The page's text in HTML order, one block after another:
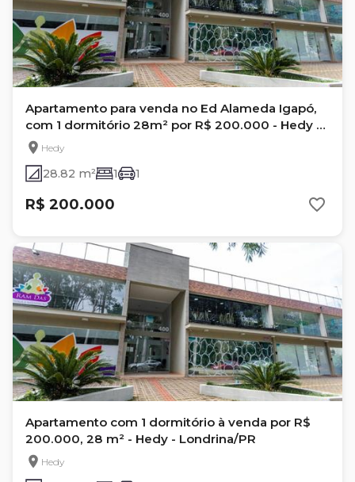
Apartamento para venda no Ed Alameda Igapó,
com 1 dormitório 28m² por R$ 200.000 - Hedy -
Londrina/PR
Hedy
28.82 m² 1 1
R$ 200.000
Apartamento com 1 dormitório à venda por R$
200.000, 28 m² - Hedy - Londrina/PR
Hedy